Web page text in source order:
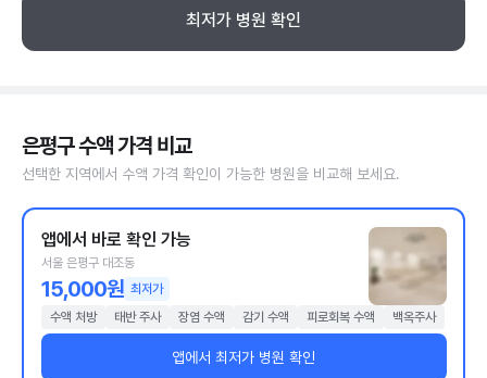
최저가 병원 확인
은평구 수액 가격 비교
선택한 지역에서 수액 가격 확인이 가능한 병원을 비교해 보세요.
앱에서 바로 확인 가능
서울 은평구 대조동
15,000원 최저가
수액 처방
태반 주사 장염 수액 감기 수액 피로회복 수액 백옥주사
앱에서 최저가 병원 확인